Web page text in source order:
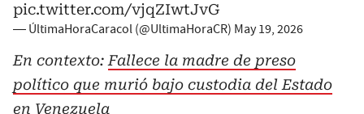
pic.twitter.com/vjqZIwtJvG
— ÚltimaHoraCaracol (@UltimaHoraCR) May 19, 2026
En contexto: Fallece la madre de preso
político que murió bajo custodia del Estado
en Venezuela